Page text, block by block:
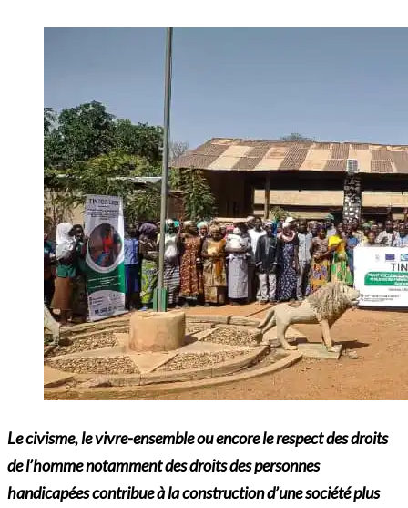
Le civisme, le vivre-ensemble ou encore le respect des droits
de l’homme notamment des droits des personnes
handicapées contribue à la construction d’une société plus